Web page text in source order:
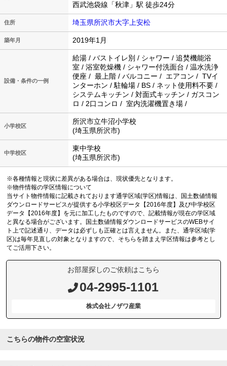
西武池袋線「秋津」駅 徒歩24分
住所 埼玉県所沢市大字上安松
築年月 2019年1月
設備・条件の一例
給湯 / バストイレ別 / シャワー / 追焚機能浴
室 / 浴室乾燥機 / シャワー付洗面台 / 温水洗浄
便座 / 最上階 / バルコニー / エアコン / TVイ
ンターホン / 駐輪場 / BS / ネット使用料不要 /
システムキッチン / 対面式キッチン / ガスコン
ロ / 2口コンロ / 室内洗濯機置き場 /
小学校区
所沢市立牛沼小学校
(埼玉県所沢市)
中学校区
東中学校
(埼玉県所沢市)
※各種情報と現状に差異がある場合は、現状優先となります。
※物件情報の学区情報について
当サイト物件情報に記載されております通学区域(学区)情報は、国土数値情報
ダウンロードサービスが提供する小学校区データ【2016年度】及び中学校区
データ【2016年度】を元に加工したものですので、記載情報が現在の学区域
と異なる場合がございます。国土数値情報ダウンロードサービスのWEBサイ
ト上で記述通り、データは必ずしも正確とは言えません。また、通学区域(学
区)は毎年見直しの対象となりますので、そちらを踏まえ学区情報は参考とし
てご活用下さい。
お部屋探しのご依頼はこちら
04-2995-1101
株式会社ノザワ産業
こちらの物件の空室状況